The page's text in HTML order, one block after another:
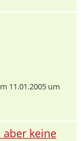
11.01.2005 um
keine